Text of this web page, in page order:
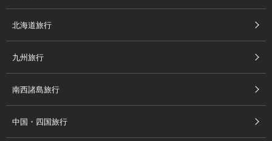
北海道旅行
九州旅行
南西諸島旅行
中国・四国旅行